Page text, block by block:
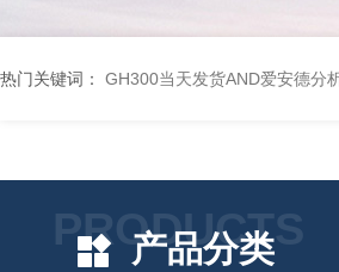
热门关键词： GH300当天发货AND爱安德分
PRODUCTS
产品分类